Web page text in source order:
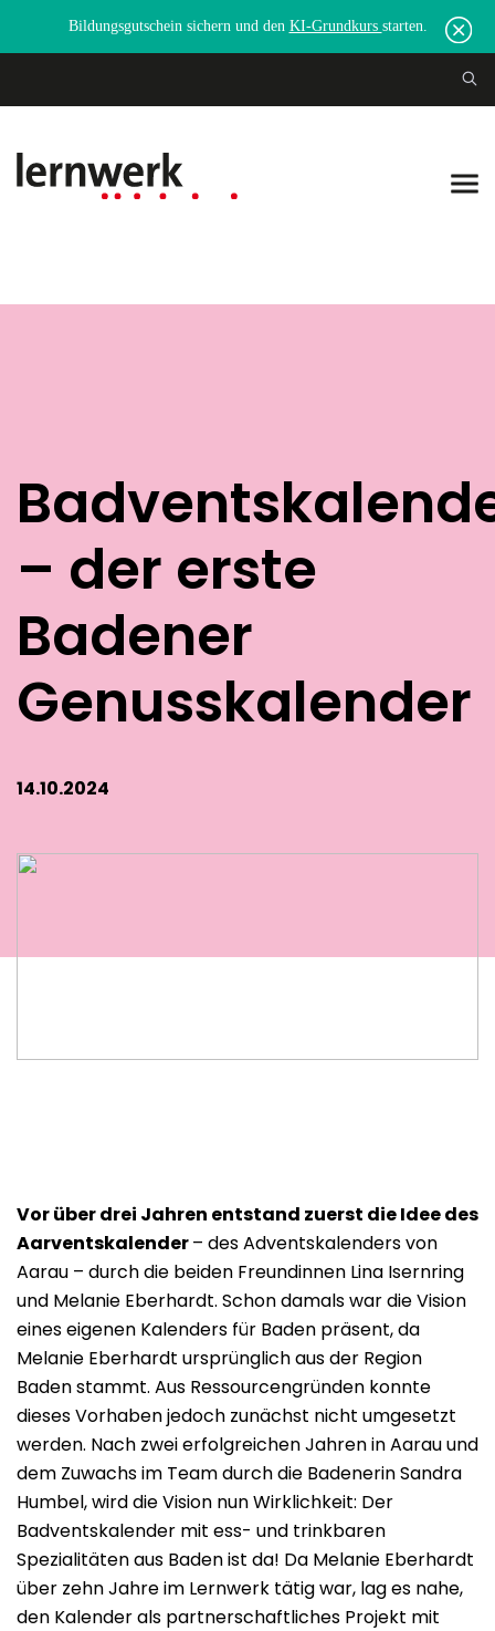
Bildungsgutschein sichern und den KI-Grundkurs starten.
– der erste
Badener
Genusskalender
14.10.2024
Vor über drei Jahren entstand zuerst die Idee des
Aarventskalender– des Adventskalenders von
Aarau – durch die beiden Freundinnen Lina Isernring
und Melanie Eberhardt. Schon damals war die Vision
eines eigenen Kalenders für Baden präsent, da
Melanie Eberhardt ursprünglich aus der Region
Baden stammt. Aus Ressourcengründen konnte
dieses Vorhaben jedoch zunächst nicht umgesetzt
werden. Nach zwei erfolgreichen Jahren in Aarau und
dem Zuwachs im Team durch die Badenerin Sandra
Humbel, wird die Vision nun Wirklichkeit: Der
Badventskalender mit ess- und trinkbaren
Spezialitäten aus Baden ist da! Da Melanie Eberhardt
über zehn Jahre im Lernwerk tätig war, lag es nahe,
den Kalender als partnerschaftliches Projekt mit